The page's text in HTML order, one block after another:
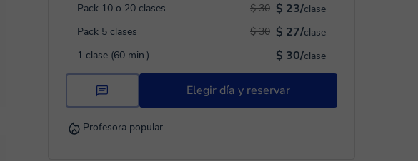
Pack 10 o 20 clases $ 23/clase
$ 30
Pack 5 clases
$ 27/clase
$ 30
1 clase (60 min.)
$ 30/clase
Elegir día y reservar
Profesora popular